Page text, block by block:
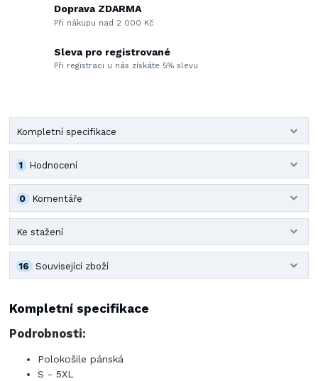
Doprava ZDARMA
Při nákupu nad 2 000 Kč
Sleva pro registrované
Při registraci u nás získáte 5% slevu
Kompletní specifikace
Hodnocení
1
Komentáře
0
Ke stažení
Související zboží
16
Kompletní specifikace
Podrobnosti:
Polokošile pánská
S - 5XL